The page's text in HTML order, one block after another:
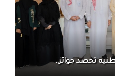
تحصد جوائز..